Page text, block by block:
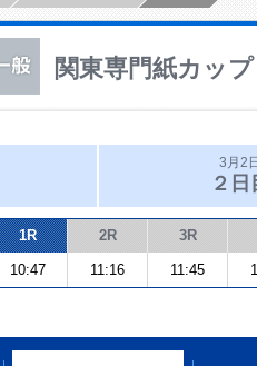
関東専門紙カップ
3月2
２日
1R 2R 3R
10:47 11:16 11:45